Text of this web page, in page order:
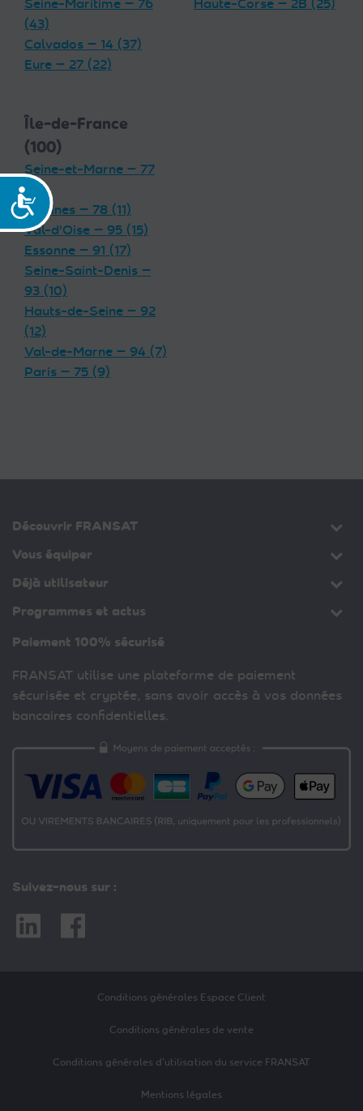
Accessibilité
Seine-Maritime — 76
(43)
Calvados — 14 (37)
Eure — 27 (22)
Haute-Corse — 2B (25)
Île-de-France
(100)
Seine-et-Marne — 77
(19)
Yvelines — 78 (11)
Val-d'Oise — 95 (15)
Essonne — 91 (17)
Seine-Saint-Denis —
93 (10)
Hauts-de-Seine — 92
(12)
Val-de-Marne — 94 (7)
Paris — 75 (9)
Découvrir FRANSAT
Vous équiper
Déjà utilisateur
Programmes et actus
Paiement 100% sécurisé
FRANSAT utilise une plateforme de paiement
sécurisée et cryptée, sans avoir accès à vos données
bancaires confidentielles.
Suivez-nous sur :
LinkedinFacebook
Conditions générales Espace Client
Conditions générales de vente
Conditions générales d’utilisation du service FRANSAT
Mentions légales